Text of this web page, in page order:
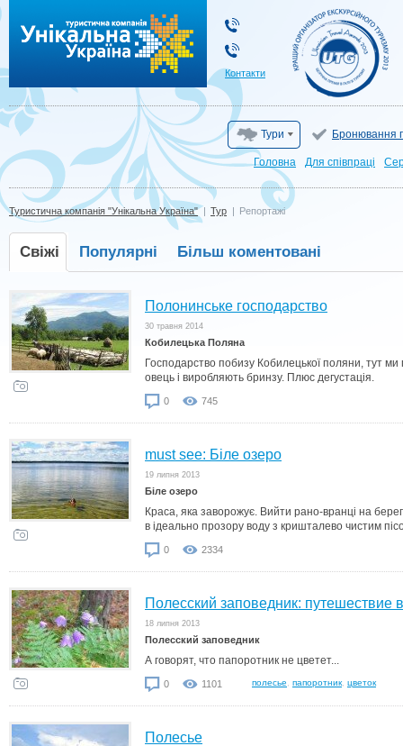
Контакти
Тури Бронювання
Головна Для cпівпраці
Туристична компанія "Унікальна Україна" | Тур | Репортажі
Свіжі Популярні Більш коментовані
Полонинське господарство
30 травня 2014
Кобилецька Поляна
Господарство побизу Кобилецької поляни, тут
овець і виробляють бринзу. Плюс дегустація.
0 745
must see: Біле озеро
19 липня 2013
Біле озеро
Краса, яка заворожує. Вийти рано-вранці на
в ідеально прозору воду з кришталево чистим
0 2334
Полесский заповедник: путешествие
18 липня 2013
Полесский заповедник
А говорят, что папоротник не цветет...
0 1101 полесье папоротник цветок
Полесье